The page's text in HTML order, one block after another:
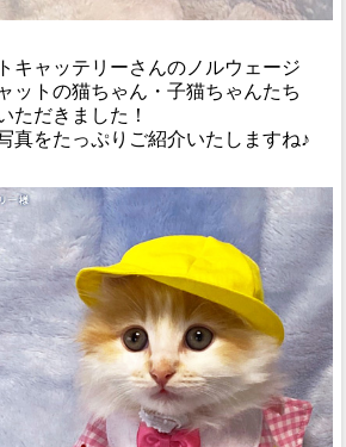
キャッテリーさんのノルウェージ
ットの猫ちゃん・子猫ちゃんたち
ただきました！
真をたっぷりご紹介いたしますね♪